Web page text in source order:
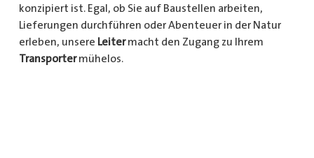
konzipiert ist. Egal, ob Sie auf Baustellen arbeiten,
Lieferungen durchführen oder Abenteuer in der Natur
erleben, unsere Leitermacht den Zugang zu Ihrem
Transportermühelos.